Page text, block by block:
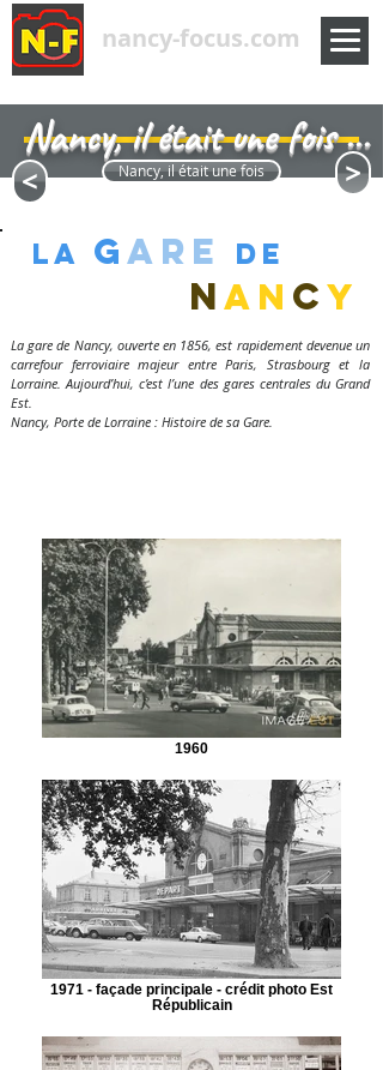
nancy-focus.com
Nancy, il était une fois ...
< Nancy, il était une fois <
la Gare de
NaN Cy
La gare de Nancy, ouverte en 1856, est rapidement devenue un
carrefour ferroviaire majeur entre Paris, Strasbourg et la
Lorraine. Aujourd’hui, c’est l’une des gares centrales du Grand
Est.
Nancy, Porte de Lorraine : Histoire de sa Gare.
1960
1971 - façade principale - crédit photo Est
Républicain